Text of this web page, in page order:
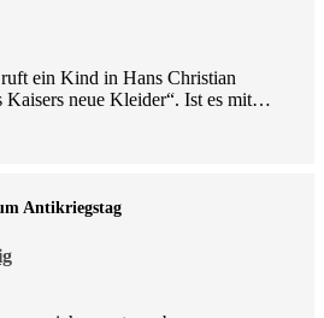
ein Kind in Hans Christian
Kaisers neue Kleider“. Ist es mit…
Antikriegstag